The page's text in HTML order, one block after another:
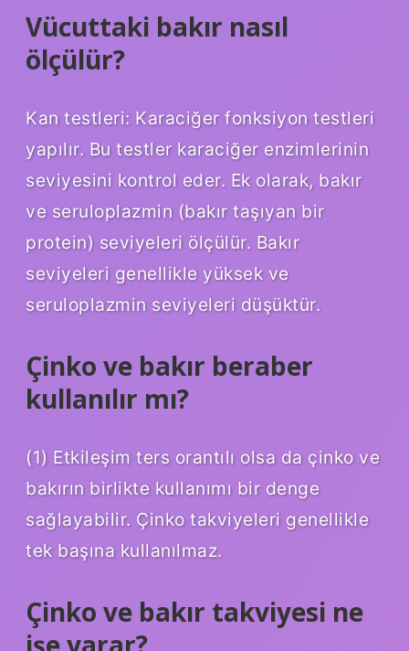
Vücuttaki bakır nasıl
ölçülür?
Kan testleri: Karaciğer fonksiyon testleri
yapılır. Bu testler karaciğer enzimlerinin
seviyesini kontrol eder. Ek olarak, bakır
ve seruloplazmin (bakır taşıyan bir
protein) seviyeleri ölçülür. Bakır
seviyeleri genellikle yüksek ve
seruloplazmin seviyeleri düşüktür.
Çinko ve bakır beraber
kullanılır mı?
(1) Etkileşim ters orantılı olsa da çinko ve
bakırın birlikte kullanımı bir denge
sağlayabilir. Çinko takviyeleri genellikle
tek başına kullanılmaz.
Çinko ve bakır takviyesi ne